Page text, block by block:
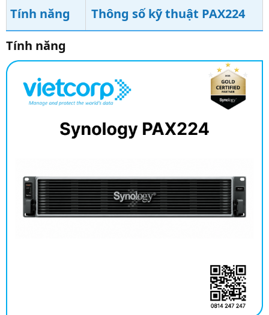
t
e
Tính năng
Thông số kỹ thuật PAX224
Tính năng​